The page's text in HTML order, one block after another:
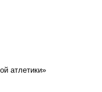
атлетики»